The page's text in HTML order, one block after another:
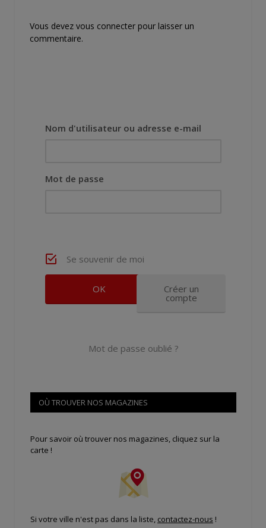
Vous devez vous connecter pour laisser un
commentaire.
Nom d'utilisateur ou adresse e-mail
Mot de passe
Se souvenir de moi
Créer un
compte
Mot de passe oublié ?
OÙ TROUVER NOS MAGAZINES
Pour savoir où trouver nos magazines, cliquez sur la
carte !
Si votre ville n'est pas dans la liste, contactez-nous !